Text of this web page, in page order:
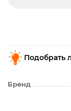
Подобрать
Бренд